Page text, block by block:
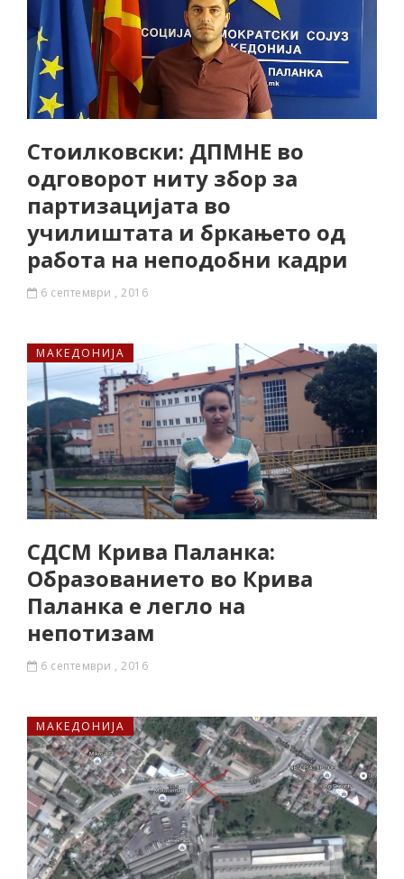
Стоилковски: ДПМНЕ во
одговорот ниту збор за
партизацијата во
училиштата и бркањето од
работа на неподобни кадри
6 септември , 2016
МАКЕДОНИЈА
СДСМ Крива Паланка:
Образованието во Крива
Паланка е легло на
непотизам
6 септември , 2016
МАКЕДОНИЈА